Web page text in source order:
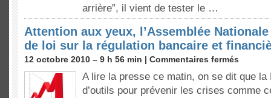
arrière”, il vient de tester le …
Attention aux yeux, l’Assemblée
de loi sur la régulation bancaire et
12 octobre 2010 – 9 h 56 min | Commentaires fermés
A lire la presse ce matin, on se dit que la
d’outils pour prévenir les crises comme